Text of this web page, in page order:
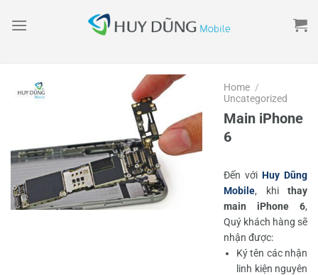
Home /
Uncategorized
Main iPhone
6
Đến với Huy Dũng
Mobile, khi thay
main iPhone 6,
Quý khách hàng sẽ
nhận được:
Ký tên các nhận
linh kiện nguyên